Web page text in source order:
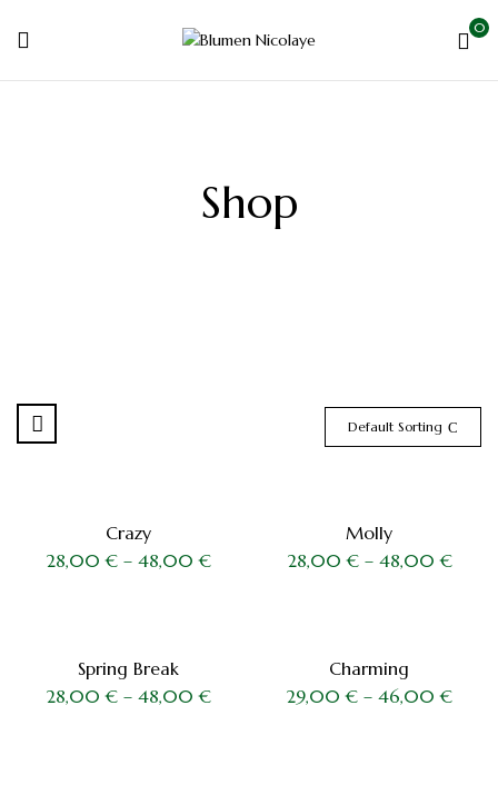
0
Shop
Default Sorting
Crazy
28,00€ –48,00€
Molly
28,00€– 48,00€
Spring Break
28,00€ –48,00€
Charming
29,00€ –46,00€